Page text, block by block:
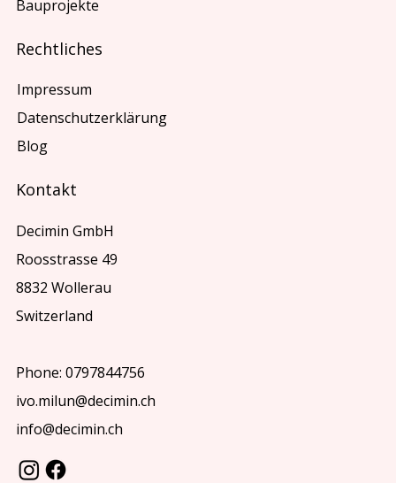
Bauprojekte
Kontakt
Decimin GmbH
Roosstrasse 49
8832 Wollerau
Switzerland
Phone: 0797844756
ivo.milun@decimin.ch
info@decimin.ch
Rechtliches
Impressum
Datenschutzerklärung
Blog